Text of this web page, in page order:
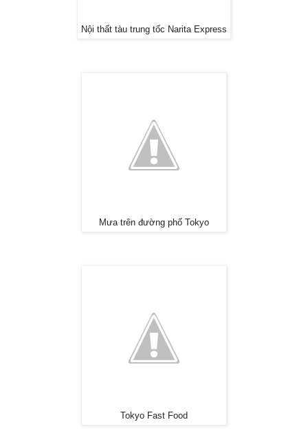
Nội thất tàu trung tốc Narita Express
Mưa trên đường phố Tokyo
Tokyo Fast Food